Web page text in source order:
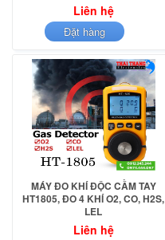
Liên hệ
Đặt hàng
MÁY ĐO KHÍ ĐỘC CẦM TAY
HT1805, ĐO 4 KHÍ O2, CO, H2S,
LEL
Liên hệ